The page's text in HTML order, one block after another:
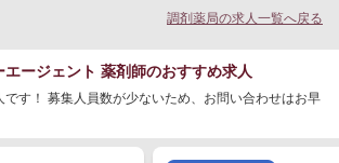
調剤薬局の求人一覧へ戻る
エージェント 薬剤師のおすすめ求人
です！ 募集人員数が少ないため、お問い合わせはお早